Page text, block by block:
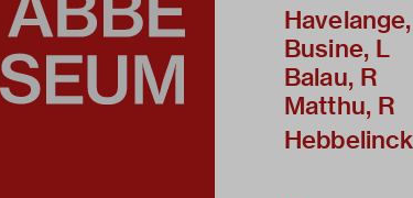
Busine, L
Balau, R
Matthu, R